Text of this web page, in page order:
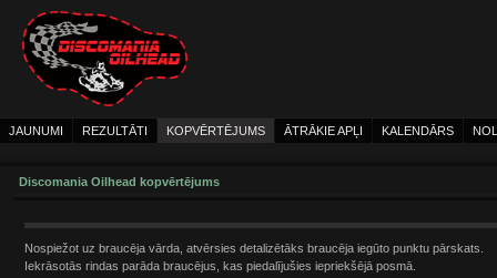
JAUNUMI REZULTĀTI KOPVĒRTĒJUMS ĀTRĀKIE APĻI KALENDĀRS
Discomania Oilhead kopvērtējums
Nospiežot uz braucēja vārda, atvērsies detalizētāks braucēja iegūto punktu pārskats.
Iekrāsotās rindas parāda braucējus, kas piedalījušies iepriekšējā posmā.